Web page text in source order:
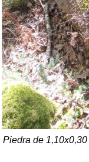
Piedra de